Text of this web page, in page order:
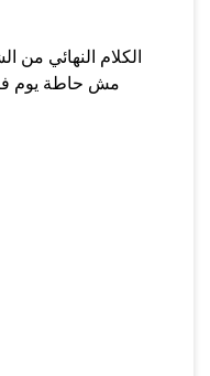
الكلام النهائي من